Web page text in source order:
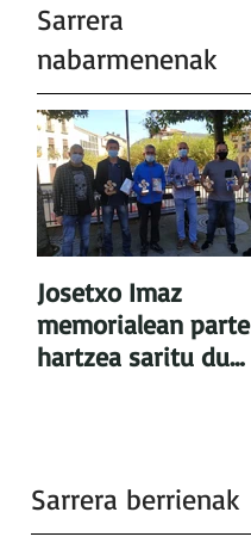
Sarrera
nabarmenenak
Josetxo Imaz
memorialean parte
hartzea saritu du
Sarrera berrienak